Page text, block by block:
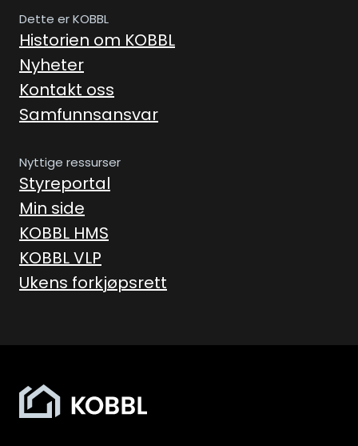
Dette er KOBBL
Historien om KOBBL
Nyheter
Kontakt oss
Samfunnsansvar
Nyttige ressurser
Styreportal
Min side
KOBBL HMS
KOBBL VLP
Ukens forkjøpsrett